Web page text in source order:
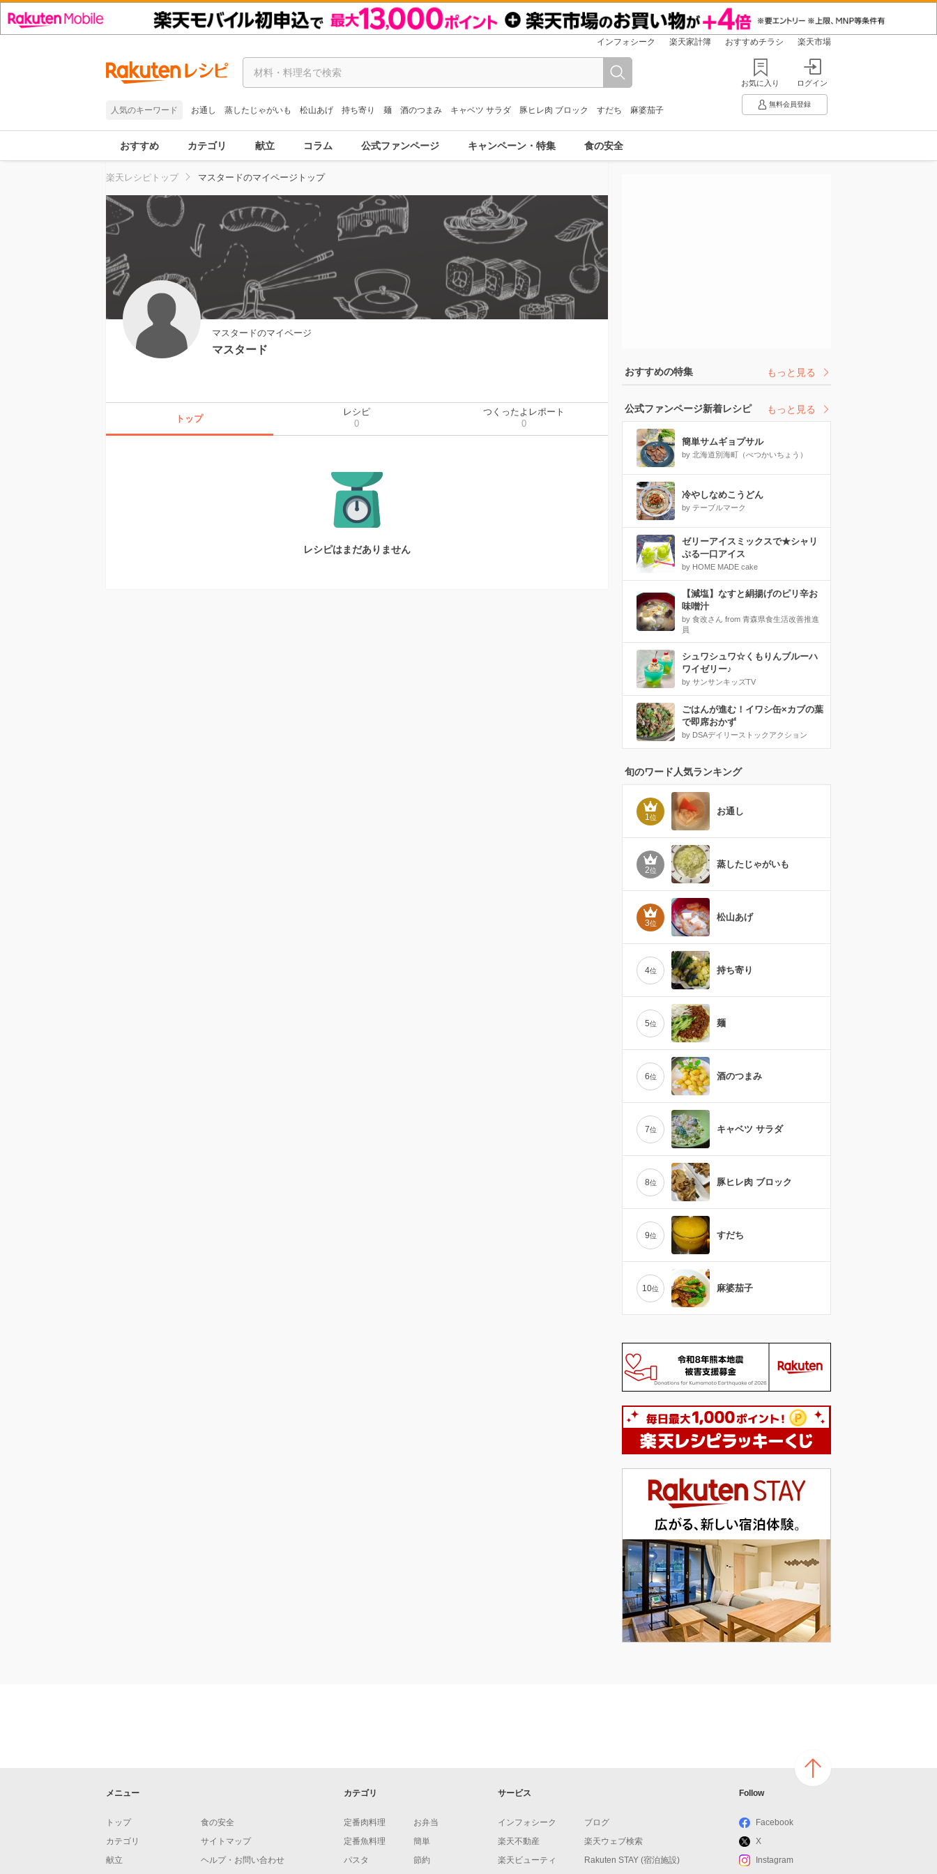
インフォシーク 楽天家計簿 おすすめチラシ 楽天市場
人気のキーワード お通し 蒸したじゃがいも 松山あげ 持ち寄り 麺 酒のつまみ キャベツ サラダ 豚ヒレ肉 ブロック すだち 麻婆茄子
お気に入り ログイン
無料会員登録
おすすめ カテゴリ 献立 コラム 公式ファンページ キャンペーン・特集 食の安全
楽天レシピトップ マスタードのマイページトップ
マスタードのマイページ
マスタード
トップ
レシピ
0
つくったよレポート
0
レシピはまだありません
おすすめの特集 もっと見る
公式ファンページ新着レシピ もっと見る
簡単サムギョプサル
by 北海道別海町（べつかいちょう）
冷やしなめこうどん
by テーブルマーク
ゼリーアイスミックスで★シャリ
ぷる一口アイス
by HOME MADE cake
【減塩】なすと絹揚げのピリ辛お
味噌汁
by 食改さん from 青森県食生活改善推進
員
シュワシュワ☆くもりんブルーハ
ワイゼリー♪
by サンサンキッズTV
ごはんが進む！イワシ缶×カブの葉
で即席おかず
by DSAデイリーストックアクション
旬のワード人気ランキング
1位
お通し
2位
蒸したじゃがいも
3位
松山あげ
4位 持ち寄り
5位 麺
6位 酒のつまみ
7位 キャベツ サラダ
8位 豚ヒレ肉 ブロック
9位 すだち
10位 麻婆茄子
メニュー
トップ
カテゴリ
献立
食の安全
サイトマップ
ヘルプ・お問い合わせ
カテゴリ
定番肉料理
定番魚料理
パスタ
お弁当
簡単
節約
サービス
インフォシーク
楽天不動産
楽天ビューティ
ブログ
楽天ウェブ検索
Rakuten STAY (宿泊施設)
Follow
Facebook
X
Instagram